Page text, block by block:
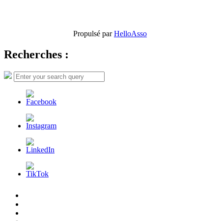
Propulsé parHelloAsso
Recherches :
Search
for:
Search